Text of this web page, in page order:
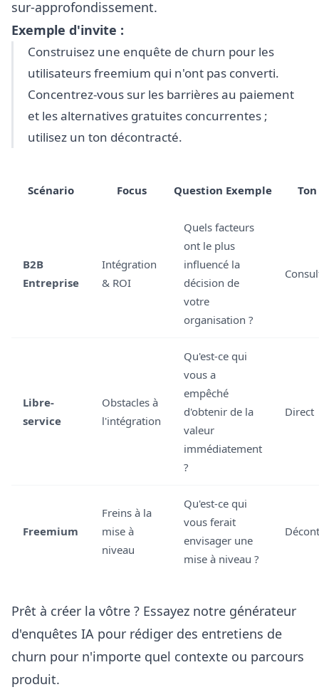
sur-approfondissement.
Exemple d'invite :
Construisez une enquête de churn pour les
utilisateurs freemium qui n'ont pas converti.
Concentrez-vous sur les barrières au paiement
et les alternatives gratuites concurrentes ;
utilisez un ton décontracté.
Scénario Focus Question Exemple
B2B
Entreprise
Intégration
& ROI
Quels facteurs
ont le plus
influencé la
décision de
votre
organisation ?
Libre-
service
Obstacles à
l'intégration
Qu'est-ce qui
vous a
empêché
d'obtenir de la
valeur
immédiatement
?
Direct
Freemium
Freins à la
mise à
niveau
Qu'est-ce qui
vous ferait
envisager une
mise à niveau ?
Prêt à créer la vôtre ? Essayez notre générateur
d'enquêtes IA pour rédiger des entretiens de
churn pour n'importe quel contexte ou parcours
produit.